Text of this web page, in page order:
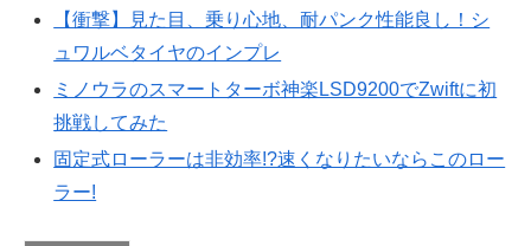
【衝撃】見た目、乗り心地、耐パンク性能良し！シ
ュワルベタイヤのインプレ
ミノウラのスマートターボ神楽LSD9200でZwiftに初
挑戦してみた
固定式ローラーは非効率!?速くなりたいならこのロー
ラー!